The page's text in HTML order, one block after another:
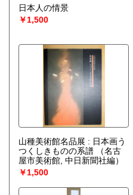
日本人の情景
￥1,500
山種美術館名品展 : 日本画う
つくしきものの系譜
（名古
屋市美術館, 中日新聞社編）
￥1,500